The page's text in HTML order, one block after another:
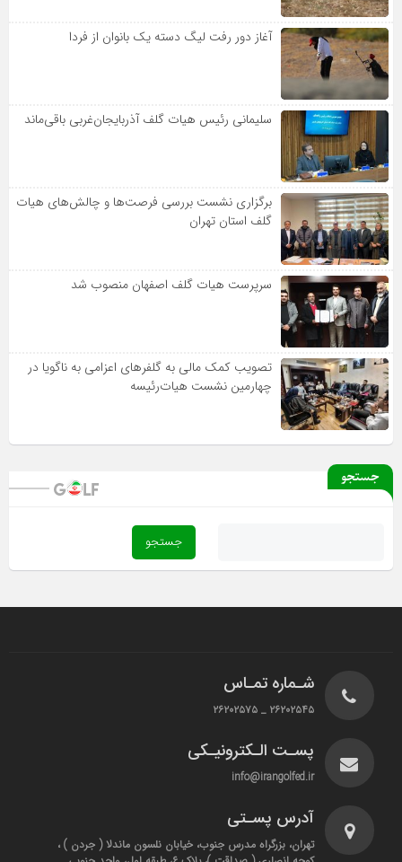
آغاز دور رفت لیگ دسته یک بانوان از فردا
سلیمانی رئیس هیات گلف آذربایجان‌غربی باقی‌ماند
برگزاری نشست بررسی فرصت‌ها و چالش‌های هیات
گلف استان تهران
سرپرست هیات گلف اصفهان منصوب شد
تصویب کمک مالی به گلفرهای اعزامی به ناگویا در
چهارمین نشست هیات‌رئیسه
جستجو
شـماره تمـاس
۲۶۲۰۲۵۴۵ _ ۲۶۲۰۲۵۷۵
پسـت الـکترونیـکی
info@irangolfed.ir
آدرس پسـتی
تهران، بزرگراه مدرس جنوب، خیابان نلسون ماندلا ( جردن ) ،